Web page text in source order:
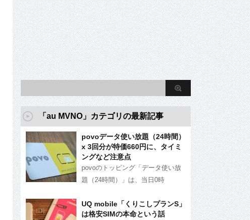
「au MVNO」カテゴリの最新記事
povoデータ使い放題（24時間）
x 3回分が特価660円に、タイミ
ングなど注意点
povoのトッピング「データ使い放
題（24時間）」は、当日0時
UQ mobile「くりこしプランS」
は格安SIMの本命という話